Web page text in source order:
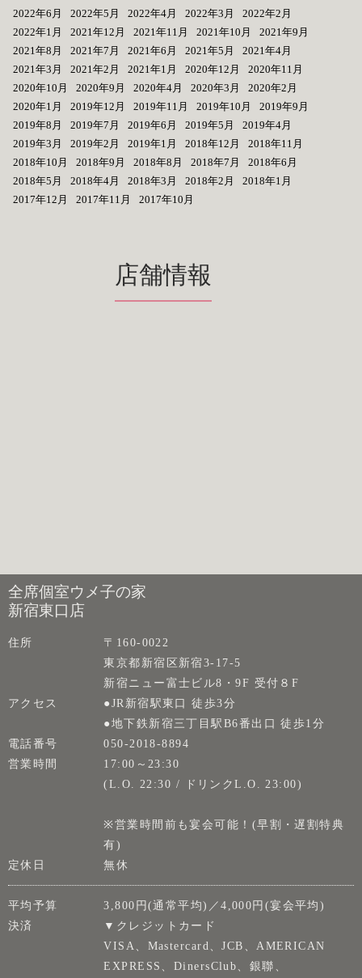
2022年6月
2022年5月 2022年4月 2022年3月
2022年2月
2022年1月
2021年12月 2021年11月 2021年10月
2021年9月
2021年8月
2021年7月 2021年6月 2021年5月
2021年4月
2021年3月
2021年2月 2021年1月 2020年12月
2020年11月
2020年10月
2020年9月 2020年4月 2020年3月
2020年2月
2020年1月
2019年12月 2019年11月 2019年10月
2019年9月
2019年8月
2019年7月 2019年6月 2019年5月
2019年4月
2019年3月
2019年2月 2019年1月 2018年12月
2018年11月
2018年10月
2018年9月 2018年8月 2018年7月
2018年6月
2018年5月
2018年4月 2018年3月 2018年2月
2018年1月
2017年12月
2017年11月 2017年10月
店舗情報
全席個室ウメ子の家
新宿東口店
住所
〒160-0022
東京都新宿区新宿3-17-5
新宿ニュー富士ビル8・9F 受付８F
アクセス
●JR新宿駅東口 徒歩3分
●地下鉄新宿三丁目駅B6番出口 徒歩1分
電話番号
050-2018-8894
営業時間
17:00～23:30
(L.O. 22:30 / ドリンクL.O. 23:00)
※営業時間前も宴会可能！(早割・遅割特典
有)
定休日
無休
平均予算
3,800円(通常平均)／4,000円(宴会平均)
決済
▼クレジットカード
VISA、Mastercard、JCB、AMERICAN
EXPRESS、DinersClub、銀聯、